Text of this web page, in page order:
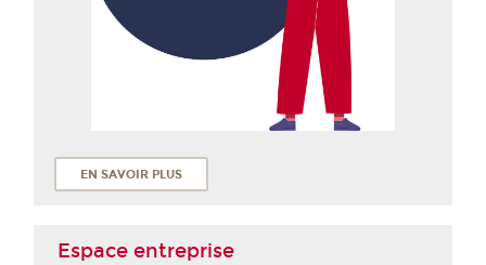
EN SAVOIR PLUS
Espace entreprise